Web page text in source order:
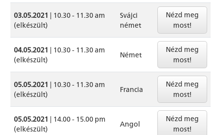
03.05.2021 | 10.30 - 11.30 am
(elkészült)
Svájci
német
Nézd meg
most!
04.05.2021 | 10.30 - 11.30 am
(elkészült)
Német
Nézd meg
most!
05.05.2021 | 10.30 - 11.30 am
(elkészült)
Francia
Nézd meg
most!
05.05.2021 | 14.00 - 15.00 pm
(elkészült)
Angol
Nézd meg
most!